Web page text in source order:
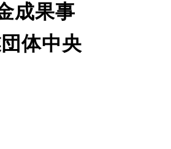
成果事
体中央